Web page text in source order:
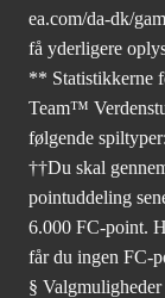
ea.com/da-dk/
få yderligere
** Statistikkerne
Team™
følgende
††Du skal
pointuddeling
6.000 FC-point.
får du ingen FC-
§